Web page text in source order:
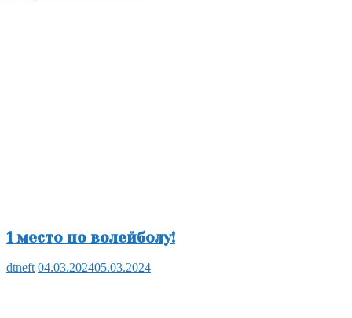
1 место по волейболу!
dtneft 04.03.202405.03.2024